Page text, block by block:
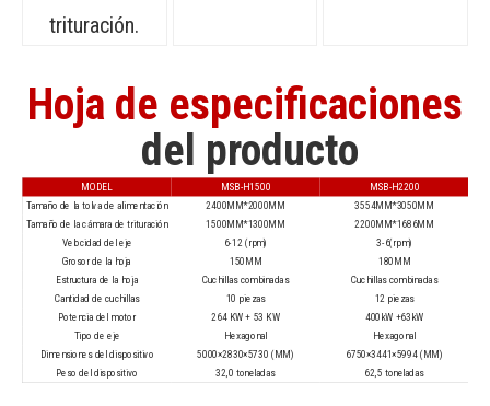
trituración.
Hoja de especificaciones
del producto
MODEL MSB-H1500
MSB-H2200
Tamaño de la tolva de alimentación
2400MM*2000MM
3554MM*3050MM
Tamaño de la cámara de trituración
1500MM*1300MM
2200MM*1686MM
Velocidad del eje
6-12 (rpm)
3-6(rpm)
Grosor de la hoja
150MM
180MM
Estructura de la hoja
Cuchillas combinadas
Cuchillas combinadas
Cantidad de cuchillas
10 piezas
12 piezas
Potencia del motor
264 KW + 53 KW
400kW +63kW
Tipo de eje
Hexagonal
Hexagonal
Dimensiones del dispositivo
5000×2830×5730 (MM)
6750×3441×5994 (MM)
Peso del dispositivo
32,0 toneladas 62,5 toneladas